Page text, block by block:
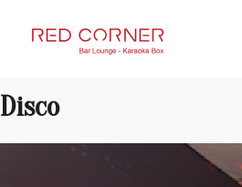
RED CORNER
Disco